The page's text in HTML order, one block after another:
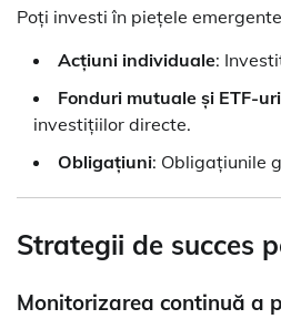
Poți investi în piețele
Acțiuni individuale:
Fonduri mutuale și ETF-uri
investițiilor directe.
Obligațiuni: Obligațiunile
Strategii de succes
Monitorizarea continuă a